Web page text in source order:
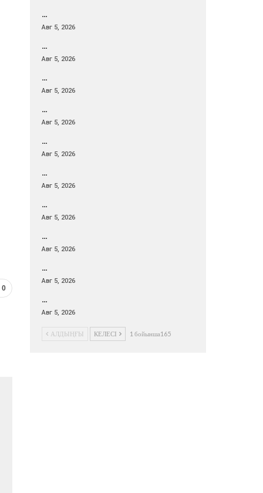
0
…
Авг 5, 2026
…
Авг 5, 2026
…
Авг 5, 2026
…
Авг 5, 2026
…
Авг 5, 2026
…
Авг 5, 2026
…
Авг 5, 2026
…
Авг 5, 2026
…
Авг 5, 2026
…
Авг 5, 2026
АЛДЫҢҒЫ КЕЛЕСІ 1 бойынша165